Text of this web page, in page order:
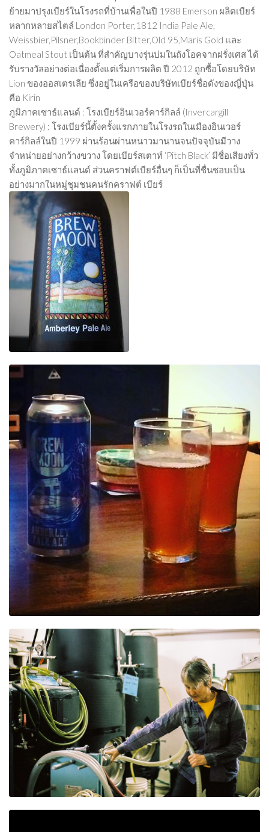
ย้ายมาปรุงเบียร์ในโรงรถที่บ้านเพื่อในปี 1988 Emerson ผลิตเบียร์
หลากหลายสไตล์ London Porter,1812 India Pale Ale,
Weissbier,Pilsner,Bookbinder Bitter,Old 95,Maris Gold และ
Oatmeal Stout เป็นต้น ที่สำคัญบางรุ่นบ่มในถังโอคจากฝรั่งเศส ได้
รับรางวัลอย่างต่อเนื่องตั้งแต่เริ่มการผลิต ปี 2012 ถูกซื้อโดยบริษัท
Lion ของออสเตรเลีย ซึ่งอยู่ในเครือของบริษัทเบียร์ชื่อดังของญี่ปุ่น
คือ Kirin
ภูมิภาคเซาธ์แลนด์ : โรงเบียร์อินเวอร์คาร์กิลล์ (Invercargill
Brewery) : โรงเบียร์นี้ตั้งครั้งแรกภายในโรงรถในเมืองอินเวอร์
คาร์กิลล์ในปี 1999 ผ่านร้อนผ่านหนาวมานานจนปัจจุบันมีวาง
จำหน่ายอย่างกว้างขวาง โดยเบียร์สเตาท์ ‘Pitch Black’ มีชื่อเสียงทั่ว
ทั้งภูมิภาคเซาธ์แลนด์ ส่วนคราฟต์เบียร์อื่นๆ ก็เป็นที่ชื่นชอบเป็น
อย่างมากในหมู่ชุมชนคนรักคราฟต์ เบียร์